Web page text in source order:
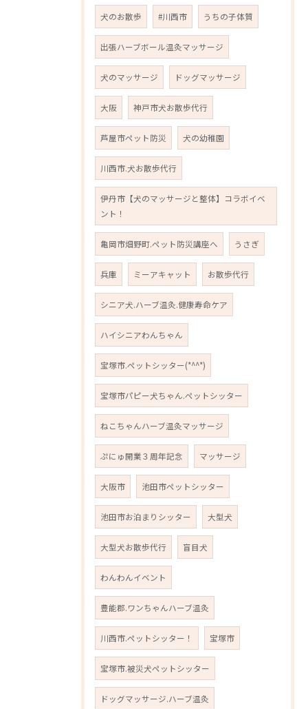
犬のお散歩 #川西市 うちの子体質
出張ハーブボール温灸マッサージ
犬のマッサージ ドッグマッサージ
大阪 神戸市犬お散歩代行
芦屋市ペット防災 犬の幼稚園
川西市.犬お散歩代行
伊丹市【犬のマッサージと整体】コラボイベ
ント！
亀岡市畑野町.ペット防災講座へ うさぎ
兵庫 ミーアキャット お散歩代行
シニア犬.ハーブ温灸.健康寿命ケア
ハイシニアわんちゃん
宝塚市.ペットシッター(*^^*)
宝塚市パピー犬ちゃん.ペットシッター
ねこちゃんハーブ温灸マッサージ
ぷにゅ開業３周年記念 マッサージ
大阪市 池田市ペットシッター
池田市お泊まりシッター 大型犬
大型犬お散歩代行 盲目犬
わんわんイベント
豊能郡.ワンちゃんハーブ温灸
川西市.ペットシッター！ 宝塚市
宝塚市.被災犬ペットシッター
ドッグマッサージ.ハーブ温灸